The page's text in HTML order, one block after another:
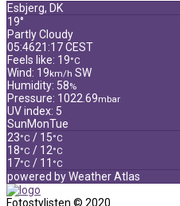
Esbjerg, DK
19°
Partly Cloudy
05:4621:17 CEST
Feels like: 19°C
Wind: 19km/h SW
Humidity: 58%
Pressure: 1022.69mbar
UV index: 5
SunMonTue
23°C / 15°C
18°C / 12°C
17°C / 11 °C
powered byWeather Atlas
Fotostylisten © 2020